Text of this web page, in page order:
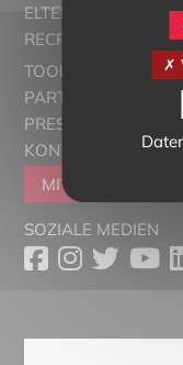
ELTERN ALSACE -
RECRUTORRS
TOOLBOX
PARTNER
PRESSESCHAU
KONTAKT
MITGLIEDER
SOZIALE MEDIEN